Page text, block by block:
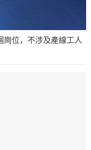
崗位，不涉及產線工人